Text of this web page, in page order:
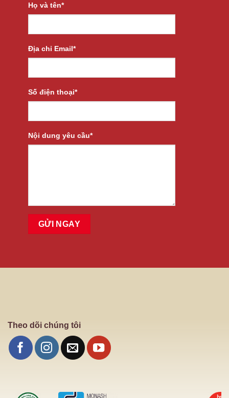
Họ và tên*
Địa chỉ Email*
Số điện thoại*
Nội dung yêu cầu*
Theo dõi chúng tôi